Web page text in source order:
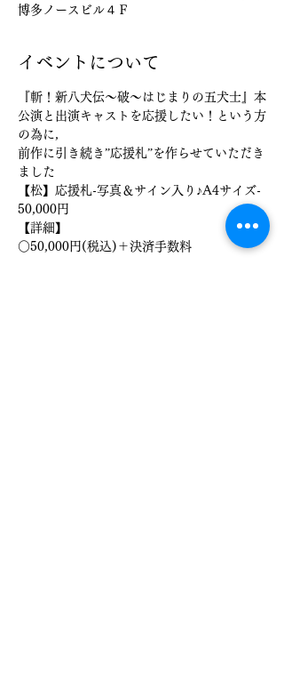
博多ノースビル４Ｆ
イベントについて
『斬！新八犬伝～破～はじまりの五犬士』本
公演と出演キャストを応援したい！という方
の為に,
前作に引き続き”応援札”を作らせていただき
ました
【松】応援札-写真＆サイン入り♪A4サイズ-
50,000円
【詳細】
○50,000円(税込)＋決済手数料